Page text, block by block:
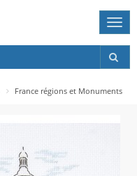
France régions et Monuments